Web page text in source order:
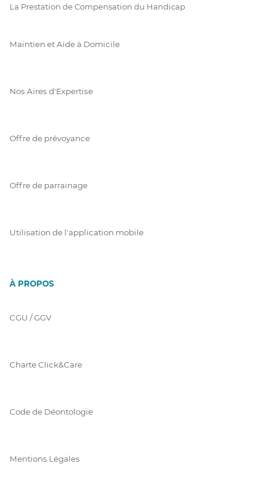
La Prestation de Compensation du Handicap
Maintien et Aide à Domicile
Nos Aires d'Expertise
Offre de prévoyance
Offre de parrainage
Utilisation de l'application mobile
À PROPOS
CGU / GGV
Charte Click&Care
Code de Déontologie
Mentions Légales